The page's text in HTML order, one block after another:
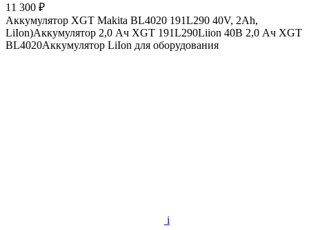
11 300 ₽
Аккумулятор XGT Makita BL4020 191L290 40V, 2Ah,
LiIon)Аккумулятор 2,0 Ач XGT 191L290Liion 40В 2,0 Ач XGT
BL4020Аккумулятор LiIon для оборудования
i